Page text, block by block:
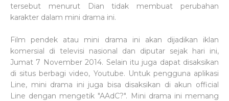
tersebut menurut Dian tidak membuat perubahan
karakter dalam mini drama ini.
Film pendek atau mini drama ini akan dijadikan iklan
komersial di televisi nasional dan diputar sejak hari ini,
Jumat 7 November 2014. Selain itu juga dapat disaksikan
di situs berbagi video, Youtube. Untuk pengguna aplikasi
Line, mini drama ini juga bisa disaksikan di akun official
Line dengan mengetik "AAdC?". Mini drama ini memang